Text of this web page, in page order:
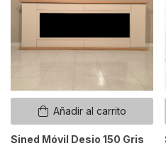
Añadir al carrito
Sined Móvil Desio 150 Gris